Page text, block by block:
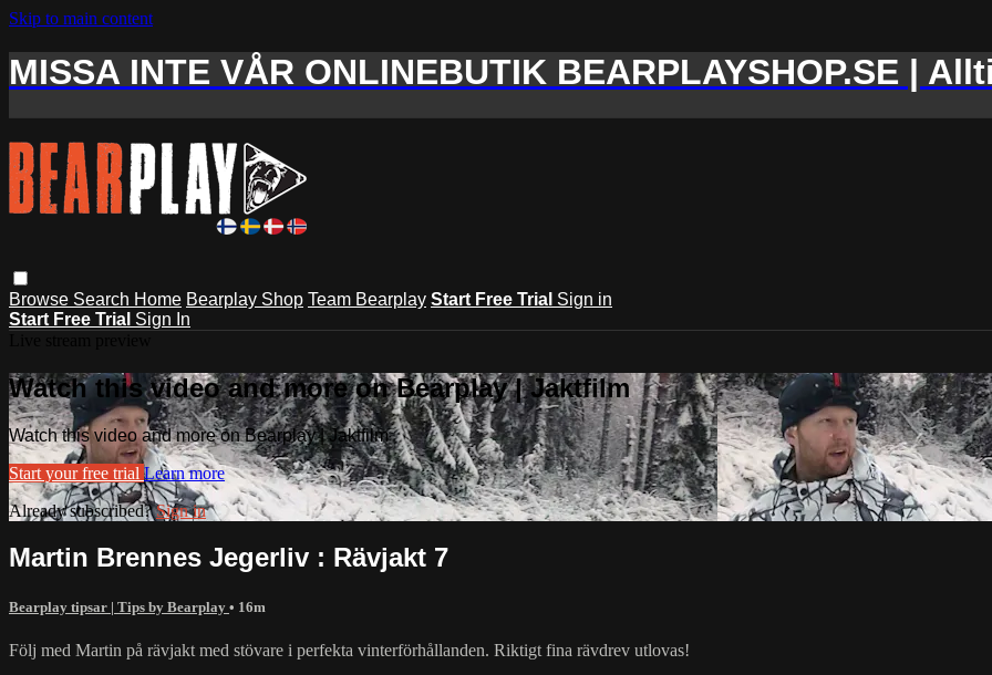
Skip to main content
MISSA INTE VÅR ONLINEBUTIK BEARPLAYSHOP.SE |
Browse Search Home Bearplay Shop Team Bearplay Start Free Trial Sign in
Start Free Trial Sign In
Watch this video and more on Bearplay | Jaktfilm
Watch this video and more on Bearplay | Jaktfilm
Start your free trial Learn more
Already subscribed?Sign in
Martin Brennes Jegerliv : Rävjakt 7
Bearplay tipsar | Tips by Bearplay • 16m
Följ med Martin på rävjakt med stövare i perfekta vinterförhållanden. Riktigt fina rävdrev utlovas!